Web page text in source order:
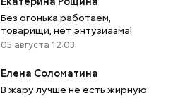
Без огонька работаем,
товарищи, нет энтузиазма!
05 августа 12:03
Елена Соломатина
В жару лучше не есть жирную